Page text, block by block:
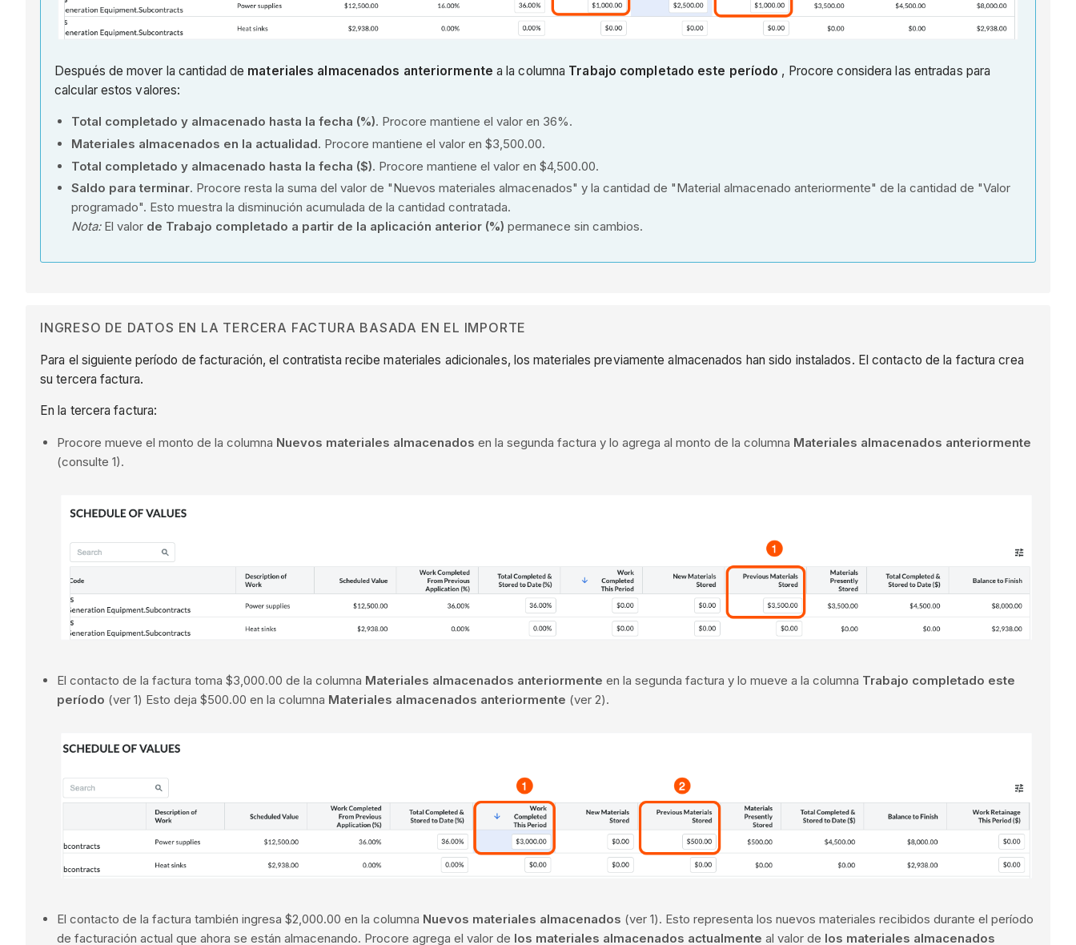
Después de mover la cantidad de materiales almacenados anteriormente a la columna Trabajo completado este período , Procore considera las entradas para
calcular estos valores:
Total completado y almacenado hasta la fecha (%). Procore mantiene el valor en 36%.
Materiales almacenados en la actualidad. Procore mantiene el valor en $3,500.00.
Total completado y almacenado hasta la fecha ($). Procore mantiene el valor en $4,500.00.
Saldo para terminar. Procore resta la suma del valor de "Nuevos materiales almacenados" y la cantidad de "Material almacenado anteriormente" de la cantidad de "Valor
programado". Esto muestra la disminución acumulada de la cantidad contratada.
Nota: El valor de Trabajo completado a partir de la aplicación anterior (%) permanece sin cambios.
INGRESO DE DATOS EN LA TERCERA FACTURA BASADA EN EL IMPORTE
Para el siguiente período de facturación, el contratista recibe materiales adicionales, los materiales previamente almacenados han sido instalados. El contacto de la factura crea
su tercera factura.
En la tercera factura:
Procore mueve el monto de la columna Nuevos materiales almacenados en la segunda factura y lo agrega al monto de la columna Materiales almacenados anteriormente
(consulte 1).
El contacto de la factura toma $3,000.00 de la columna Materiales almacenados anteriormente en la segunda factura y lo mueve a la columna Trabajo completado este
período (ver 1) Esto deja $500.00 en la columna Materiales almacenados anteriormente (ver 2).
El contacto de la factura también ingresa $2,000.00 en la columna Nuevos materiales almacenados (ver 1). Esto representa los nuevos materiales recibidos durante el período
de facturación actual que ahora se están almacenando. Procore agrega el valor de los materiales almacenados actualmente al valor de los materiales almacenados